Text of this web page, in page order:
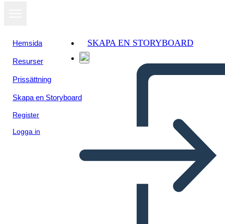
Hemsida
Resurser
Prissättning
Skapa en Storyboard
Register
Logga in
SKAPA EN STORYBOARD